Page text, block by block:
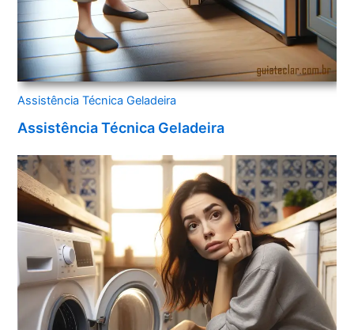
Assistência Técnica Geladeira
Assistência Técnica Geladeira